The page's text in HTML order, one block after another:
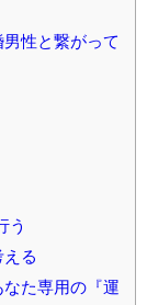
性と繋がって
う
る
た専用の『運